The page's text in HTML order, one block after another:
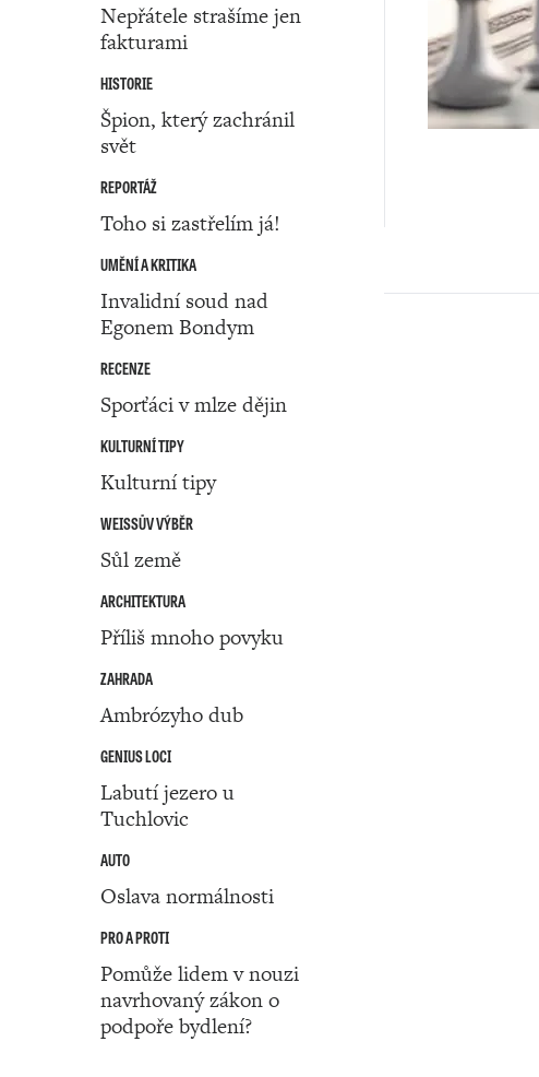
Nepřátele strašíme jen
fakturami
HISTORIE
Špion, který zachránil
svět
REPORTÁŽ
Toho si zastřelím já!
UMĚNÍ A KRITIKA
Invalidní soud nad
Egonem Bondym
RECENZE
Sporťáci v mlze dějin
KULTURNÍ TIPY
Kulturní tipy
WEISSŮV VÝBĚR
Sůl země
ARCHITEKTURA
Příliš mnoho povyku
ZAHRADA
Ambrózyho dub
GENIUS LOCI
Labutí jezero u
Tuchlovic
AUTO
Oslava normálnosti
PRO A PROTI
Pomůže lidem v nouzi
navrhovaný zákon o
podpoře bydlení?